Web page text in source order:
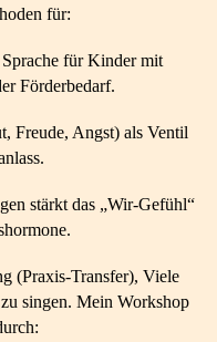
für:
für Kinder mit
Förderbedarf.
Freude, Angst) als Ventil
stärkt das „Wir-Gefühl“
(Praxis-Transfer), Viele
singen. Mein Workshop